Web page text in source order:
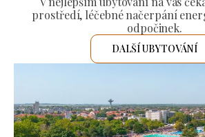
prostředí, léčebné načerpání
odpočinek.
DALŠÍ UBYTOVÁNÍ